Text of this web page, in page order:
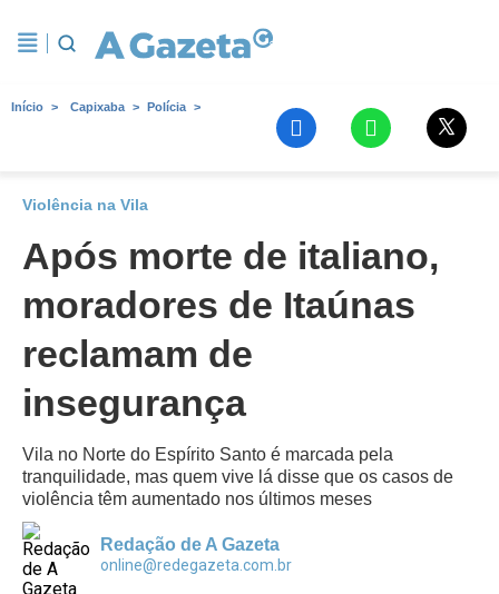
Início Capixaba Polícia
Violência na Vila
Após morte de italiano,
moradores de Itaúnas
reclamam de
insegurança
Vila no Norte do Espírito Santo é marcada pela
tranquilidade, mas quem vive lá disse que os casos de
violência têm aumentado nos últimos meses
Redação de A Gazeta
online@redegazeta.com.br